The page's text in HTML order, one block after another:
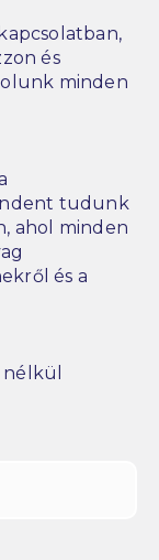
és
minden
tudunk
ahol minden
és a